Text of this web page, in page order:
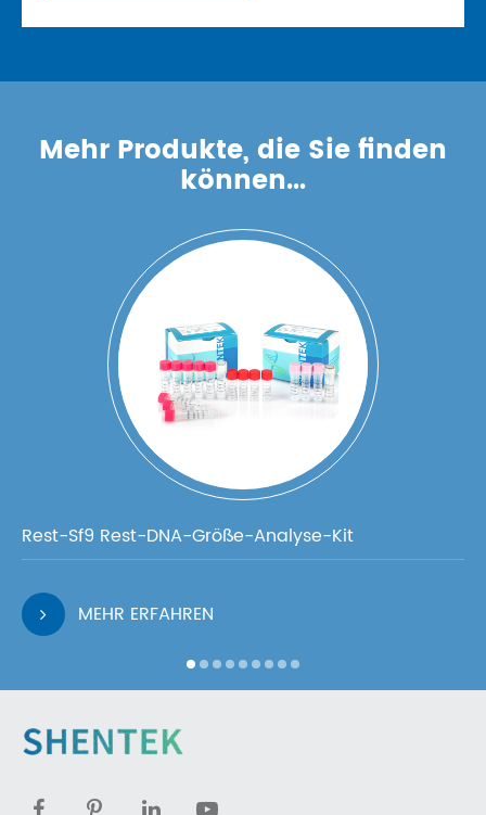
Mehr Produkte, die Sie finden
können...
Rest-Sf9 Rest-DNA-Größe-Analyse-Kit
MEHR ERFAHREN